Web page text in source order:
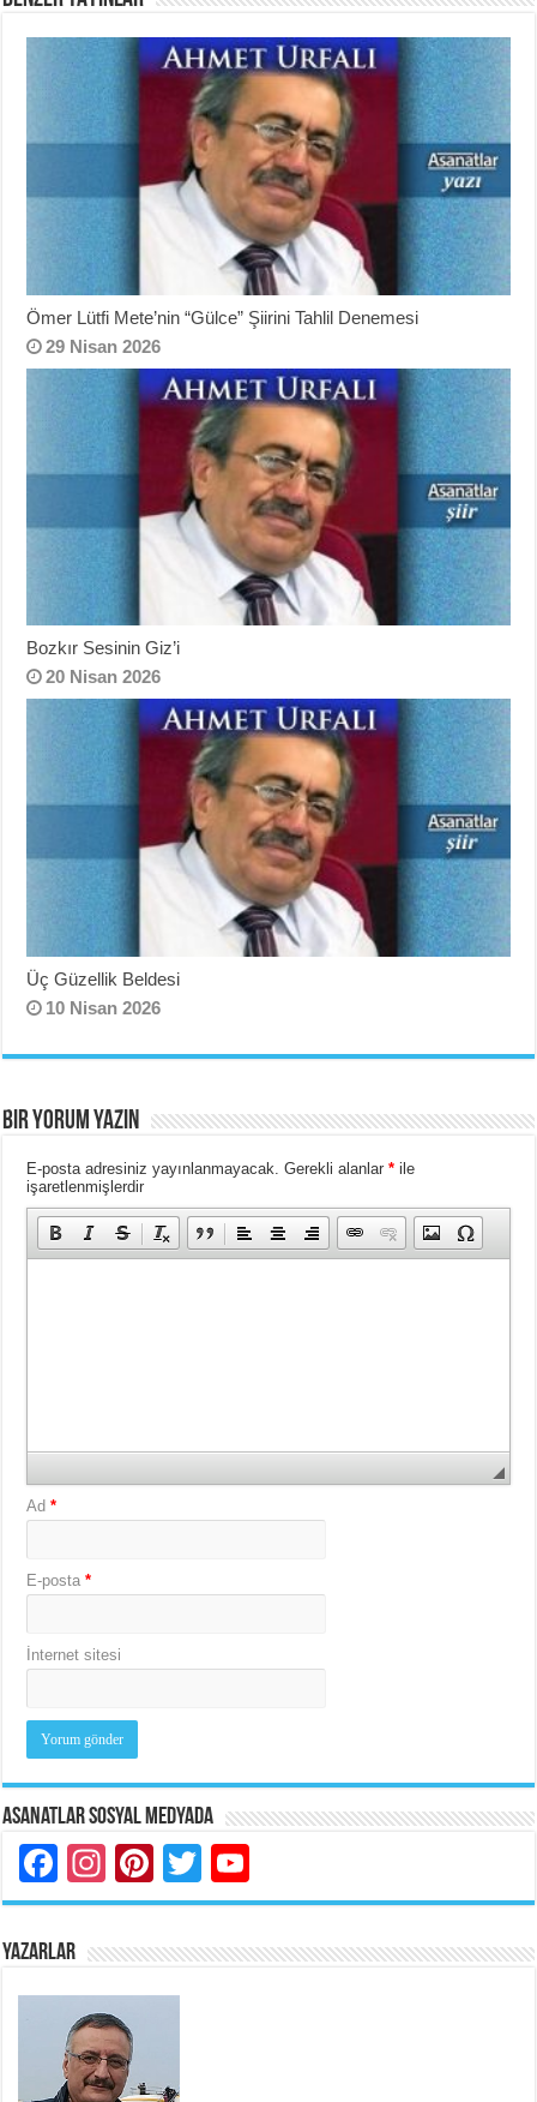
Ömer Lütfi Mete’nin “Gülce” Şiirini Tahlil Denemesi
29 Nisan 2026
Bozkır Sesinin Giz’i
20 Nisan 2026
Üç Güzellik Beldesi
10 Nisan 2026
BIR YORUM YAZIN
E-posta adresiniz yayınlanmayacak. Gerekli alanlar* ile
işaretlenmişlerdir
Ad*
E-posta*
İnternet sitesi
Asanatlar Sosyal Medyada
Facebook
Instagram
Pinterest
Twitter
YAZARLAR